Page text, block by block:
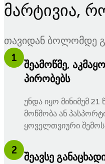
მარტივია,
თავიდან ბოლომდე
1
შეამოწმე,
პირობებს
უნდა იყო მინიმუმ
მოწმობა ან
ყოველთვიური
2
შეავსე